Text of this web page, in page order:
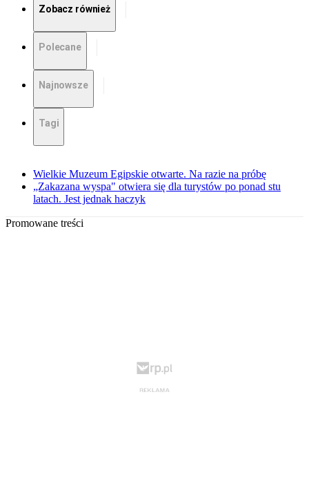
Zobacz również
Polecane
Najnowsze
Tagi
Wielkie Muzeum Egipskie otwarte. Na razie na próbę
„Zakazana wyspa" otwiera się dla turystów po ponad stu
latach. Jest jednak haczyk
Promowane treści